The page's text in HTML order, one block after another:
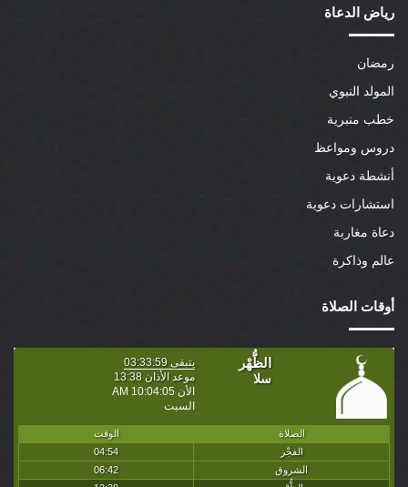
رياض الدعاة
رمضان
المولد النبوي
خطب منبرية
دروس ومواعظ
أنشطة دعوية
استشارات دعوية
دعاة مغاربة
عالم وذاكرة
أوقات الصلاة